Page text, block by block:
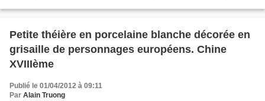
Petite théière en porcelaine blanche décorée en
grisaille de personnages européens. Chine
XVIIIème
Publié le 01/04/2012 à 09:11
Par Alain Truong